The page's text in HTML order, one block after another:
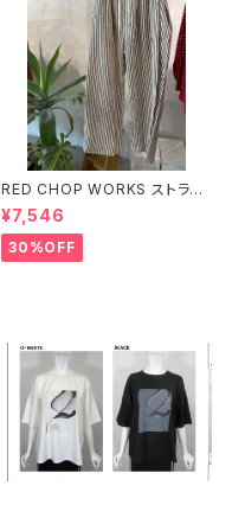
RED CHOP WORKS ストライ
プ柄パンツ 【36352581】
¥7,546
30%OFF